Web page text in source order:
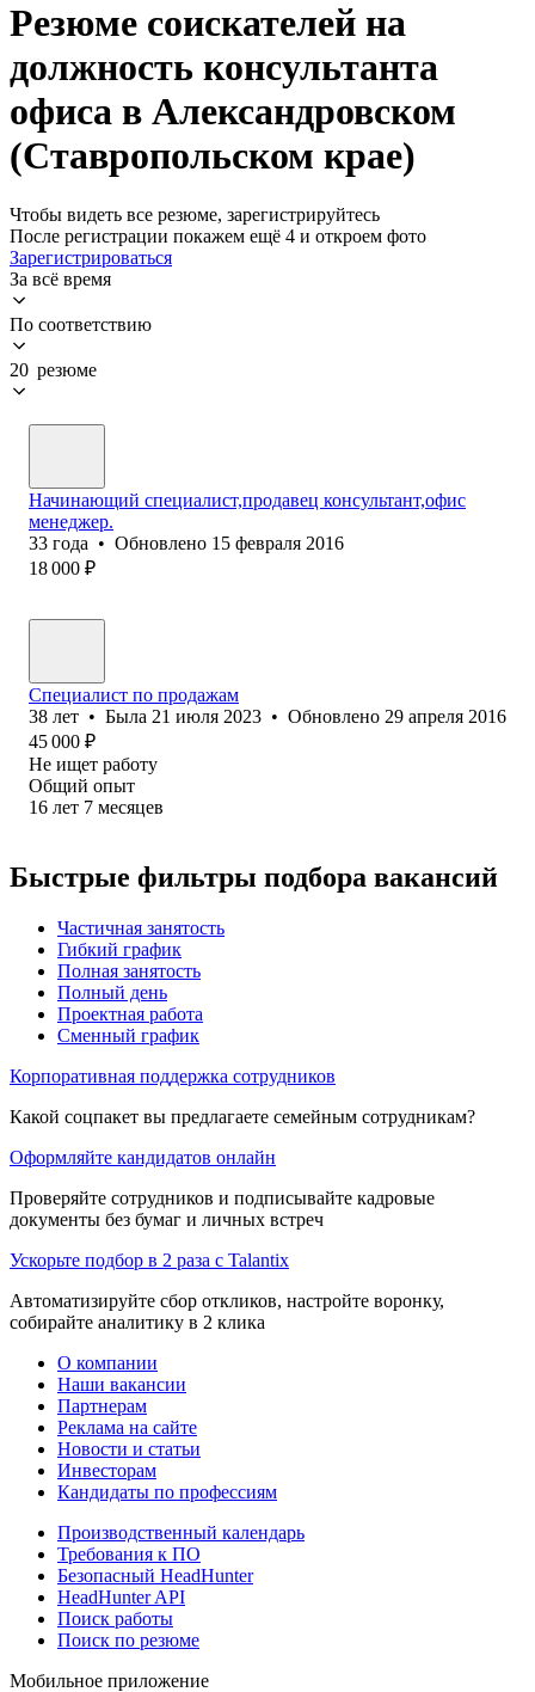
Резюме соискателей на
должность консультанта
офиса в Александровском
(Ставропольском крае)
Чтобы видеть все резюме, зарегистрируйтесь
После регистрации покажем ещё 4 и откроем фото
Зарегистрироваться
За всё время
По соответствию
20 резюме
Начинающий специалист,продавец консультант,офис
менеджер.
33 года • Обновлено 15 февраля 2016
18 000 ₽
Специалист по продажам
38 лет • Была 21 июля 2023 • Обновлено 29 апреля 2016
45 000 ₽
Не ищет работу
Общий опыт
16 лет 7 месяцев
Быстрые фильтры подбора вакансий
Частичная занятость
Гибкий график
Полная занятость
Полный день
Проектная работа
Сменный график
Корпоративная поддержка сотрудников
Какой соцпакет вы предлагаете семейным сотрудникам?
Оформляйте кандидатов онлайн
Проверяйте сотрудников и подписывайте кадровые
документы без бумаг и личных встреч
Ускорьте подбор в 2 раза с Talantix
Автоматизируйте сбор откликов, настройте воронку,
собирайте аналитику в 2 клика
О компании
Наши вакансии
Партнерам
Реклама на сайте
Новости и статьи
Инвесторам
Кандидаты по профессиям
Производственный календарь
Требования к ПО
Безопасный HeadHunter
HeadHunter API
Поиск работы
Поиск по резюме
Мобильное приложение